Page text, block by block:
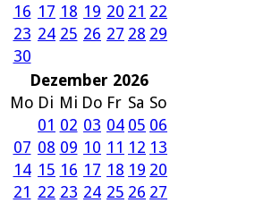
16 17 18 19 20 21 22
23 24 25 26 27 28 29
30
Dezember 2026
Mo Di Mi Do Fr Sa So
01 02 03 04 05 06
07 08 09 10 11 12 13
14 15 16 17 18 19 20
21 22 23 24 25 26 27